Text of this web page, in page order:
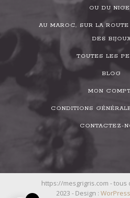
OU DU
AU MAROC, SUR LA
DES
TOUTES LES
BLOG
MON
CONDITIONS
CONTACTEZ-
https://mesgrigris.com -
2023 - Design :